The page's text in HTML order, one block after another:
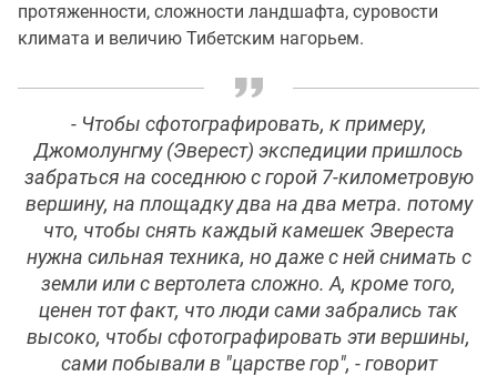
протяженности, сложности ландшафта, суровости
климата и величию Тибетским нагорьем.
- Чтобы сфотографировать, к примеру,
Джомолунгму (Эверест) экспедиции пришлось
забраться на соседнюю с горой 7-километровую
вершину, на площадку два на два метра. потому
что, чтобы снять каждый камешек Эвереста
нужна сильная техника, но даже с ней снимать с
земли или с вертолета сложно. А, кроме того,
ценен тот факт, что люди сами забрались так
высоко, чтобы сфотографировать эти вершины,
сами побывали в "царстве гор", - говорит